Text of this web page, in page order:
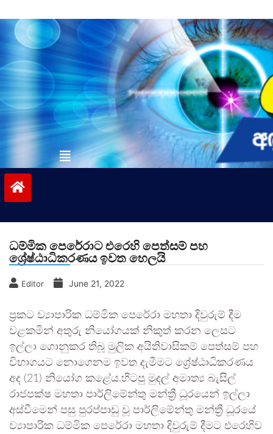
to
contentvinivida.lk
ධම්මික පෙරේරාට එරෙහි පෙත්සම් පහ
ශ්‍රේෂ්ඨාධිකරණය ඉවත හෙලයි
Editor June 21, 2022
ප්‍රකට ව්‍යාපාරික ධම්මික පෙරේරා මහතා දිවුරුම් දීම
වළකමින් අතුරු නියෝගයක් නිකුත් කරන ලෙසට
ඉල්ලා ගොනුකර තිබූ මුලික අයිතිවාසිකම් පෙත්සම් පහ
විභාගයට නොගෙනම ඉවත දැමීමට ශ්‍රේෂ්ඨාධිකරණය
අද (21) නියෝග කළේය.හිටපු මුදල් අමාත්‍ය බැසිල්
රාජපක්ෂ මහතා පාර්ලිමේන්තු මන්ත්‍රී ධූරයෙන් ඉල්ලා
අස්වීමෙන් පසු පුරප්පාඩු වූ පාර්ලිමේන්තු මන්ත්‍රී ධූරයේ
ව්‍යාපාරික ධම්මික පෙරේරා මහතා දිවුරුම් දීමට එරෙහිව